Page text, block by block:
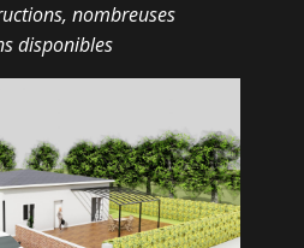
nombreuses
disponibles